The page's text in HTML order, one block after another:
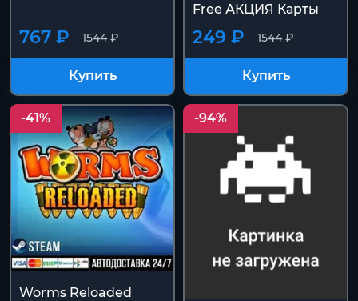
1544 ₽
767 ₽
Купить
Free АКЦИЯ Карты
1544 ₽
249 ₽
Купить
-41%
Worms Reloaded
-94%